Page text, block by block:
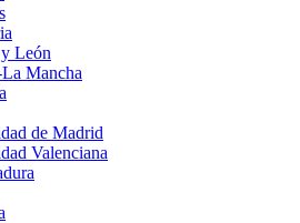
León
Mancha
de Madrid
Valenciana